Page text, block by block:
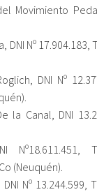
Movimiento
DNI Nº
DNI Nº
la Canal, DNI
Nº18.611.451,
(Neuquén).
Nº 13.244.599,